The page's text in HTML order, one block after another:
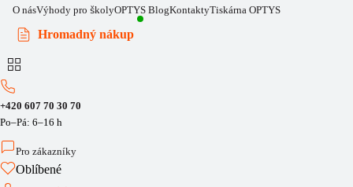
O násVýhody pro školyOPTYS BlogKontaktyTiskárna OPTYS
Hromadný nákup
+420 607 70 30 70
Po–Pá: 6–16 h
Pro zákazníky
Oblíbené